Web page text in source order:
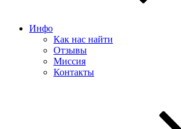
Инфо
Как нас найти
Отзывы
Миссия
Контакты